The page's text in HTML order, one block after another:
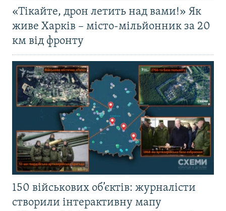
«Тікайте, дрон летить над вами!» Як
живе Харків – місто-мільйонник за 20
км від фронту
150 військових об’єктів: журналісти
створили інтерактивну мапу